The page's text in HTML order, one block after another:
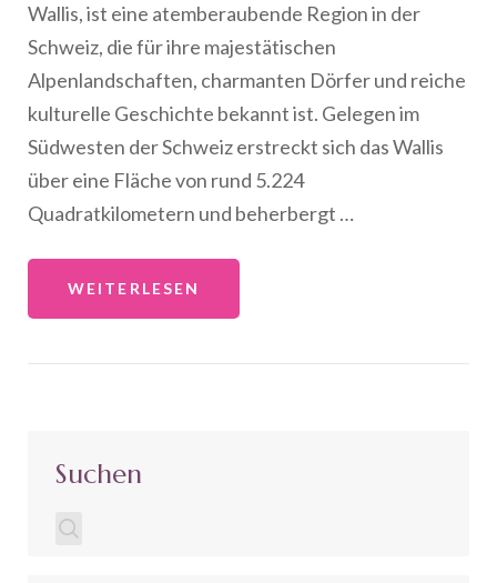
Wallis, ist eine atemberaubende Region in der
Schweiz, die für ihre majestätischen
Alpenlandschaften, charmanten Dörfer und reiche
kulturelle Geschichte bekannt ist. Gelegen im
Südwesten der Schweiz erstreckt sich das Wallis
über eine Fläche von rund 5.224
Quadratkilometern und beherbergt …
WEITERLESEN
Suchen